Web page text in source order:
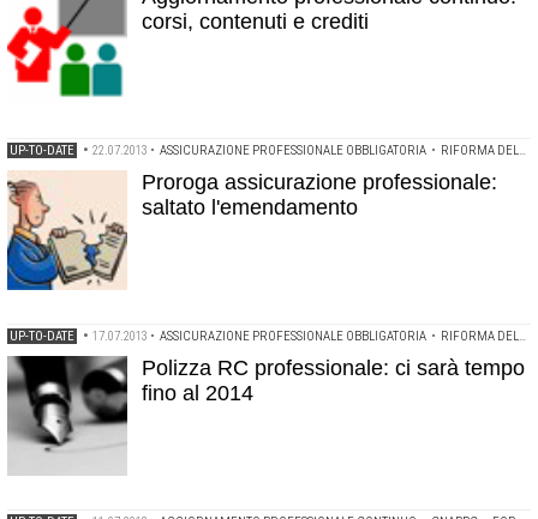
corsi, contenuti e crediti
UP-TO-DATE • 22.07.2013 • ASSICURAZIONE PROFESSIONALE OBBLIGATORIA • RIFORMA DELLE PROFESSIONI
Proroga assicurazione professionale:
saltato l'emendamento
UP-TO-DATE • 17.07.2013 • ASSICURAZIONE PROFESSIONALE OBBLIGATORIA • RIFORMA DELLE PROFESSIONI
Polizza RC professionale: ci sarà tempo
fino al 2014